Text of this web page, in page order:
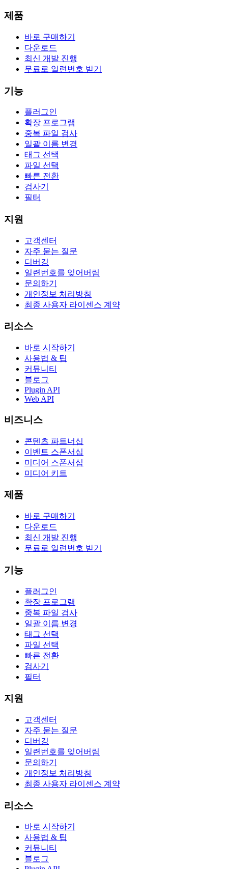
제품
바로 구매하기
다운로드
최신 개발 진행
무료로 일련번호 받기
기능
플러그인
확장 프로그램
중복 파일 검사
일괄 이름 변경
태그 선택
파일 선택
빠른 전환
검사기
필터
지원
고객센터
자주 묻는 질문
디버깅
일련번호를 잊어버림
문의하기
개인정보 처리방침
최종 사용자 라이센스 계약
리소스
바로 시작하기
사용법 & 팁
커뮤니티
블로그
Plugin API
Web API
비즈니스
콘텐츠 파트너십
이벤트 스폰서십
미디어 스폰서십
미디어 키트
제품
바로 구매하기
다운로드
최신 개발 진행
무료로 일련번호 받기
기능
플러그인
확장 프로그램
중복 파일 검사
일괄 이름 변경
태그 선택
파일 선택
빠른 전환
검사기
필터
지원
고객센터
자주 묻는 질문
디버깅
일련번호를 잊어버림
문의하기
개인정보 처리방침
최종 사용자 라이센스 계약
리소스
바로 시작하기
사용법 & 팁
커뮤니티
블로그